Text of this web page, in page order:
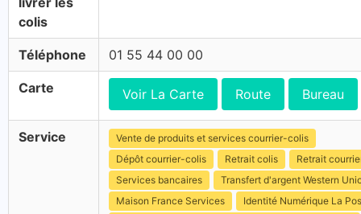
colis
Téléphone 01 55 44 00 00
Carte Voir La Carte Route Bureau
Service
Vente de produits et services courrier-colis
Dépôt courrier-colis
Retrait colis
Retrait
Services bancaires
Transfert d'argent Western
Maison France Services
Identité Numérique La